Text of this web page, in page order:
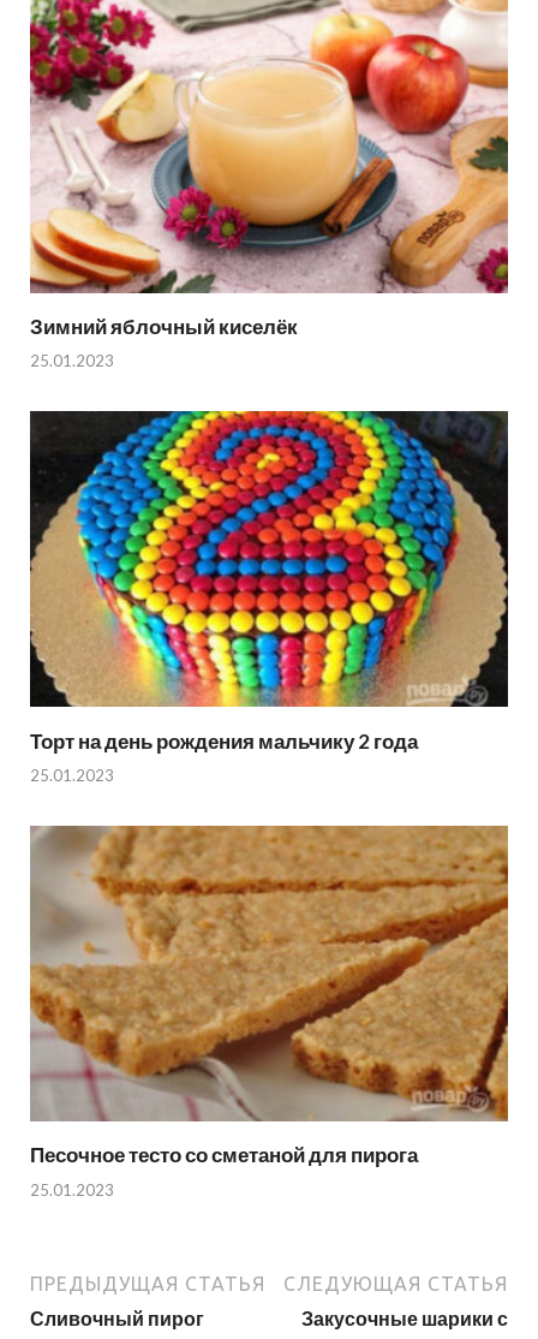
Зимний яблочный киселёк
25.01.2023
Торт на день рождения мальчику 2 года
25.01.2023
Песочное тесто со сметаной для пирога
25.01.2023
ПРЕДЫДУЩАЯ СТАТЬЯ
Сливочный пирог
СЛЕДУЮЩАЯ СТАТЬЯ
Закусочные шарики с